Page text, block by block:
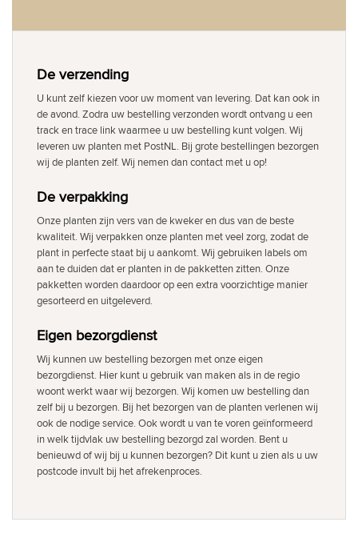
De verzending
U kunt zelf kiezen voor uw moment van levering. Dat kan ook in
de avond. Zodra uw bestelling verzonden wordt ontvang u een
track en trace link waarmee u uw bestelling kunt volgen. Wij
leveren uw planten met PostNL. Bij grote bestellingen bezorgen
wij de planten zelf. Wij nemen dan contact met u op!
De verpakking
Onze planten zijn vers van de kweker en dus van de beste
kwaliteit. Wij verpakken onze planten met veel zorg, zodat de
plant in perfecte staat bij u aankomt. Wij gebruiken labels om
aan te duiden dat er planten in de pakketten zitten. Onze
pakketten worden daardoor op een extra voorzichtige manier
gesorteerd en uitgeleverd.
Eigen bezorgdienst
Wij kunnen uw bestelling bezorgen met onze eigen
bezorgdienst. Hier kunt u gebruik van maken als in de regio
woont werkt waar wij bezorgen. Wij komen uw bestelling dan
zelf bij u bezorgen. Bij het bezorgen van de planten verlenen wij
ook de nodige service. Ook wordt u van te voren geïnformeerd
in welk tijdvlak uw bestelling bezorgd zal worden. Bent u
benieuwd of wij bij u kunnen bezorgen? Dit kunt u zien als u uw
postcode invult bij het afrekenproces.